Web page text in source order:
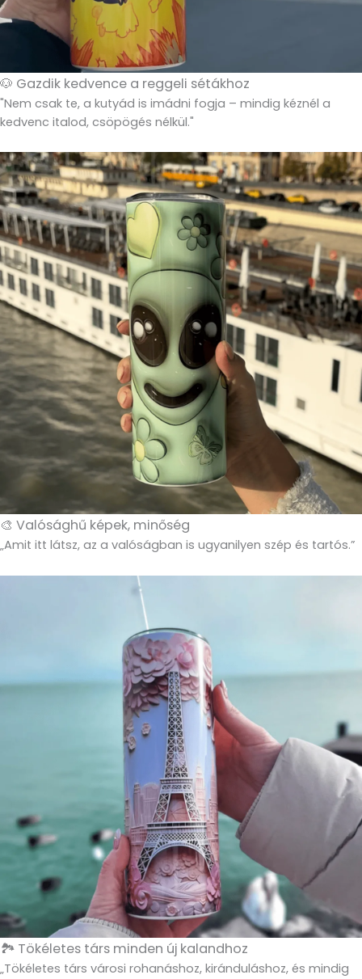
🐶 Gazdik kedvence a reggeli sétákhoz
"Nem csak te, a kutyád is imádni fogja – mindig kéznél a
kedvenc italod, csöpögés nélkül."
🎨 Valósághű képek, minőség
„Amit itt látsz, az a valóságban is ugyanilyen szép és tartós.”
🏞️ Tökéletes társ minden új kalandhoz
„Tökéletes társ városi rohanáshoz, kiránduláshoz, és mindig